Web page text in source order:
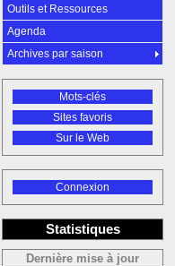
Outils et Ressources
Agenda
Archives par saison
Mots-clés
Sites favoris
Sur le Web
Connexion
Statistiques
Dernière mise à jour